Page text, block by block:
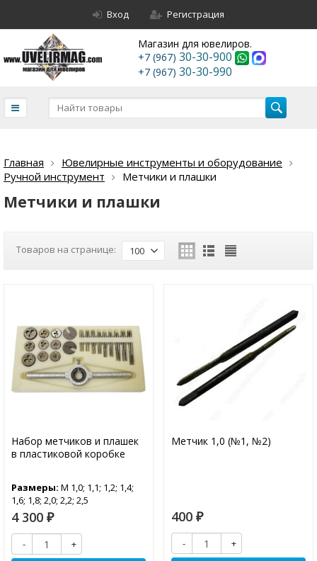
Вход Регистрация
Магазин для ювелиров.
+7 (967) 30-30-900
+7 (967) 30-30-990
Главная
Ювелирные инструменты и оборудование
Ручной инструмент
Метчики и плашки
Метчики и плашки
Товаров на странице: 100
Набор метчиков и плашек
в пластиковой коробке
Размеры: М 1,0; 1,1; 1,2; 1,4;
1,6; 1,8; 2,0; 2,2; 2,5
4 300 ₽
-
+
Метчик 1,0 (№1, №2)
400 ₽
-
+